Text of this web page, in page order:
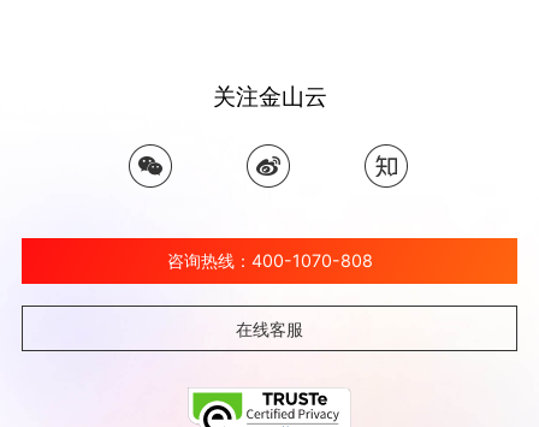
关注金山云
咨询热线：400-1070-808
在线客服